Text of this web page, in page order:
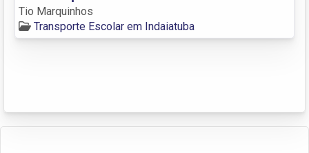
Tio Marquinhos
Transporte Escolar em Indaiatuba